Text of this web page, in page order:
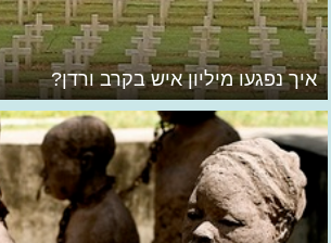
איך נפגעו מיליון איש בקרב ורדן?